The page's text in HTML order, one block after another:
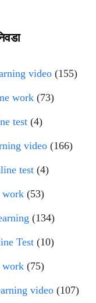
video(155)
work(73)
test(4)
video(166)
test(4)
work(53)
(134)
Test(10)
work(75)
video(107)